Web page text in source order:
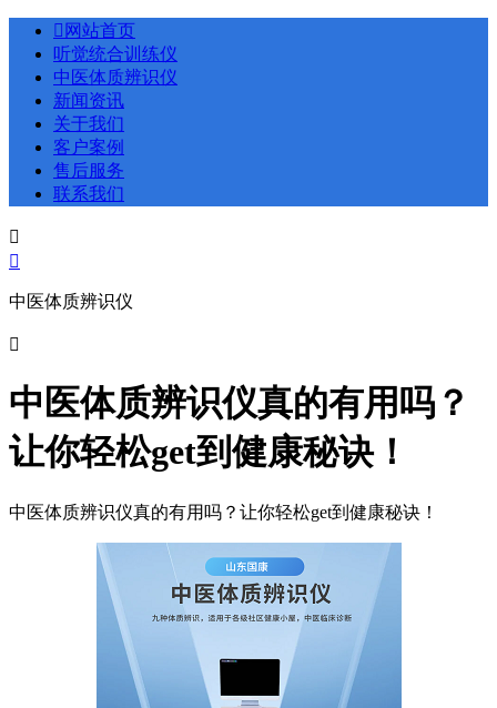
 网站首页
听觉统合训练仪
中医体质辨识仪
新闻资讯
关于我们
客户案例
售后服务
联系我们


中医体质辨识仪

中医体质辨识仪真的有用吗？
让你轻松get到健康秘诀！
中医体质辨识仪真的有用吗？让你轻松get到健康秘诀！